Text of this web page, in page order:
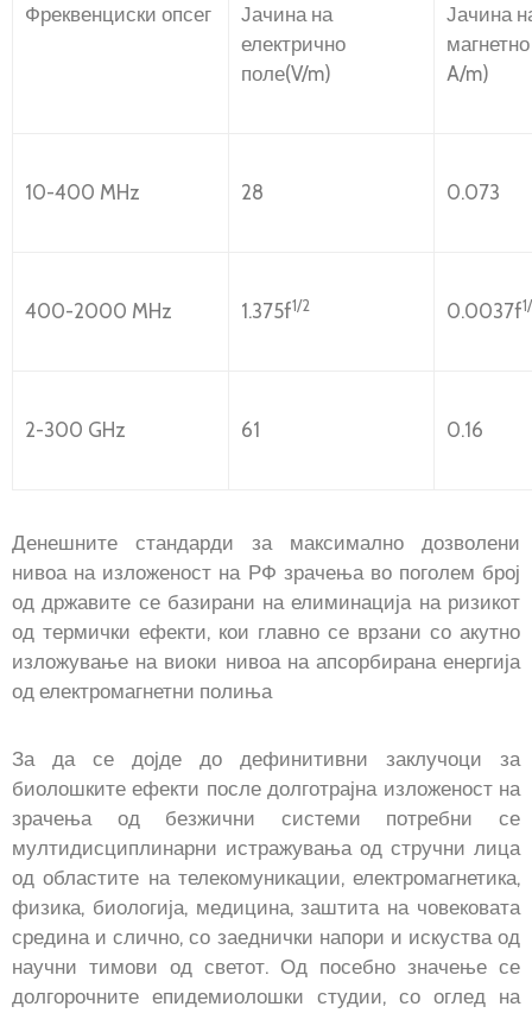
Фреквенциски опсег
Јачина на
електрично
поле(V/m)
Јачина
A/m)
10-400 MHz 28 0.073
400-2000 MHz 1.375f1/2 0.0037f
2-300 GHz 61 0.16
Денешните стандарди за максимално дозволени
нивоа на изложеност на РФ зрачења во поголем број
од државите се базирани на елиминација на ризикот
од термички ефекти, кои главно се врзани со акутно
изложување на виоки нивоа на апсорбирана енергија
од електромагнетни полиња
За да се дојде до дефинитивни заклучоци за
биолошките ефекти после долготрајна изложеност на
зрачења од безжични системи потребни се
мултидисциплинарни истражувања од стручни лица
од областите на телекомуникации, електромагнетика,
физика, биологија, медицина, заштита на човековата
средина и слично, со заеднички напори и искуства од
научни тимови од светот. Од посебно значење се
долгорочните епидемиолошки студии, со оглед на